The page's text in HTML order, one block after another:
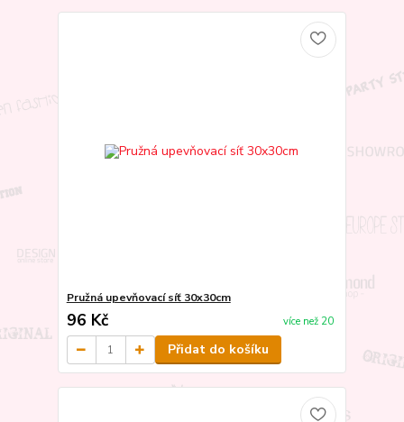
Pružná upevňovací síť 30x30cm
96 Kč více než 20
Přidat do košíku